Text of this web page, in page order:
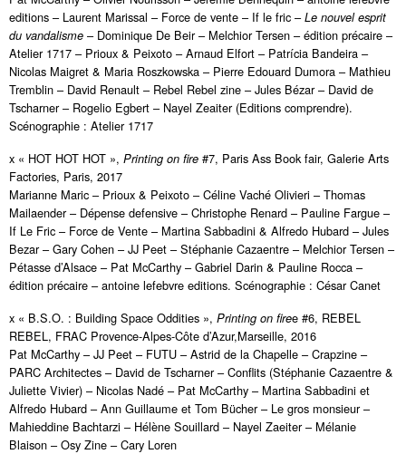
editions – Laurent Marissal – Force de vente – If le fric – Le nouvel esprit
du vandalisme – Dominique De Beir – Melchior Tersen – édition précaire –
Atelier 1717 – Prioux & Peixoto – Arnaud Elfort – Patrícia Bandeira –
Nicolas Maigret & Maria Roszkowska – Pierre Edouard Dumora – Mathieu
Tremblin – David Renault – Rebel Rebel zine – Jules Bézar – David de
Tscharner – Rogelio Egbert – Nayel Zeaiter (Editions comprendre).
Scénographie : Atelier 1717
x « HOT HOT HOT », Printing on fire #7, Paris Ass Book fair, Galerie Arts
Factories, Paris, 2017
Marianne Maric – Prioux & Peixoto – Céline Vaché Olivieri – Thomas
Mailaender – Dépense defensive – Christophe Renard – Pauline Fargue –
If Le Fric – Force de Vente – Martina Sabbadini & Alfredo Hubard – Jules
Bezar – Gary Cohen – JJ Peet – Stéphanie Cazaentre – Melchior Tersen –
Pétasse d’Alsace – Pat McCarthy – Gabriel Darin & Pauline Rocca –
édition précaire – antoine lefebvre editions. Scénographie : César Canet
x « B.S.O. : Building Space Oddities », Printing on firee #6, REBEL
REBEL, FRAC Provence-Alpes-Côte d’Azur,Marseille, 2016
Pat McCarthy – JJ Peet – FUTU – Astrid de la Chapelle – Crapzine –
PARC Architectes – David de Tscharner – Conflits (Stéphanie Cazaentre &
Juliette Vivier) – Nicolas Nadé – Pat McCarthy – Martina Sabbadini et
Alfredo Hubard – Ann Guillaume et Tom Bücher – Le gros monsieur –
Mahieddine Bachtarzi – Hélène Souillard – Nayel Zaeiter – Mélanie
Blaison – Osy Zine – Cary Loren